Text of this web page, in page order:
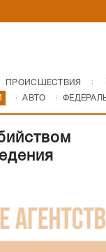
ПРОИСШЕСТВИЯ
АВТО